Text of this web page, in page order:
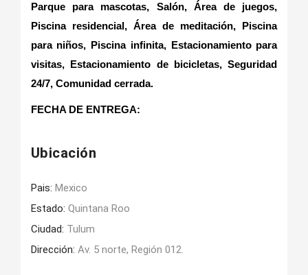
Parque para mascotas, Salón, Área de juegos,
Piscina residencial, Área de meditación, Piscina
para niños, Piscina infinita, Estacionamiento para
visitas, Estacionamiento de bicicletas, Seguridad
24/7, Comunidad cerrada.
FECHA DE ENTREGA:
Ubicación
Pais: Mexico
Estado: Quintana Roo
Ciudad: Tulum
Dirección: Av. 5 norte, Región 012.